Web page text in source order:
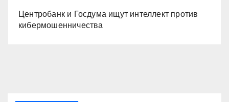
Центробанк и Госдума ищут интеллект против
кибермошенничества